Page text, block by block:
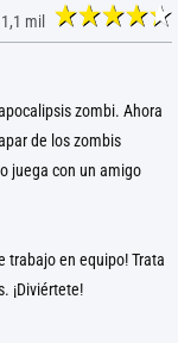
1,1 mil
zombi. Ahora
de los zombis
juega con un amigo
trabajo en equipo! Trata
¡Diviértete!